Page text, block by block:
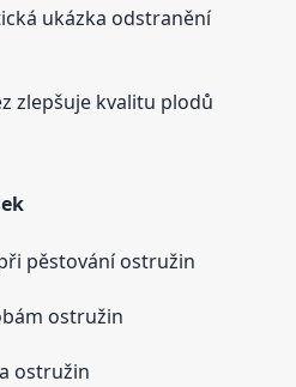
ukázka odstranění
zlepšuje kvalitu plodů
pěstování ostružin
ostružin
ostružin